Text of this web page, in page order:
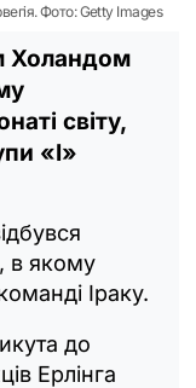
Фото: Getty Images
Холандом
світу,
«I»
в якому
Іраку.
до
Ерлінга